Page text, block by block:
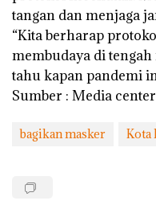
tangan dan menjaga
“Kita berharap
membudaya di
tahu kapan pandemi
Sumber : Media
bagikan masker Kota